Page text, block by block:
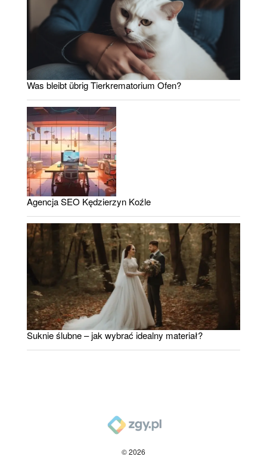
Was bleibt übrig Tierkrematorium Ofen?
Agencja SEO Kędzierzyn Koźle
Suknie ślubne – jak wybrać idealny materiał?
© 2026